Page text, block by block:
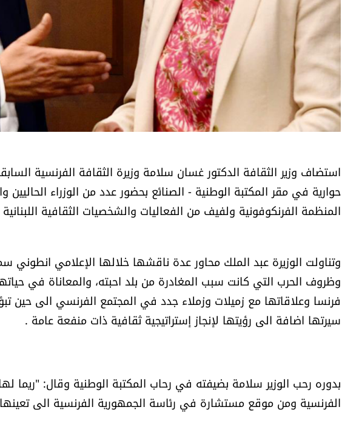
استضاف وزير الثقافة الدكتور غسان سلامة وزيرة الثقافة الفرنسية
حوارية في مقر المكتبة الوطنية - الصنائع بحضور عدد من الوزراء
المنظمة الفرنكوفونية ولفيف من الفعاليات والشخصيات الثقافية اللبنانية
وتناولت الوزيرة عبد الملك محاور عدة ناقشها خلالها الإعلامي
وظروف الحرب التي كانت سبب المغادرة من بلد احبته، والمعاناة في
فرنسا وعلاقاتها مع زميلات وزملاء جدد في المجتمع الفرنسي الى حين
سيرتها اضافة الى رؤيتها لإنجاز إستراتيجية ثقافية ذات منفعة عامة .
بدوره رحب الوزير سلامة بضيفته في رحاب المكتبة الوطنية وقال: "ريما
الفرنسية ومن موقع مستشارة في رئاسة الجمهورية الفرنسية الى